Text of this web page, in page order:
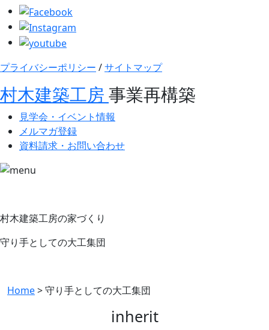
プライバシーポリシー /サイトマップ
村木建築工房 事業再構築
見学会・イベント情報
メルマガ登録
資料請求・お問い合わせ
村木建築工房の家づくり
守り手としての大工集団
Home>守り手としての大工集団
inherit